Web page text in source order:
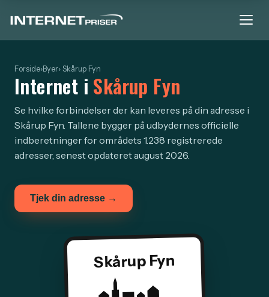
Forside›Byer› Skårup Fyn
Internet i Skårup Fyn
Se hvilke forbindelser der kan leveres på din adresse i
Skårup Fyn. Tallene bygger på udbydernes officielle
indberetninger for områdets 1.238 registrerede
adresser, senest opdateret august 2026.
Tjek din adresse →
Skårup Fyn